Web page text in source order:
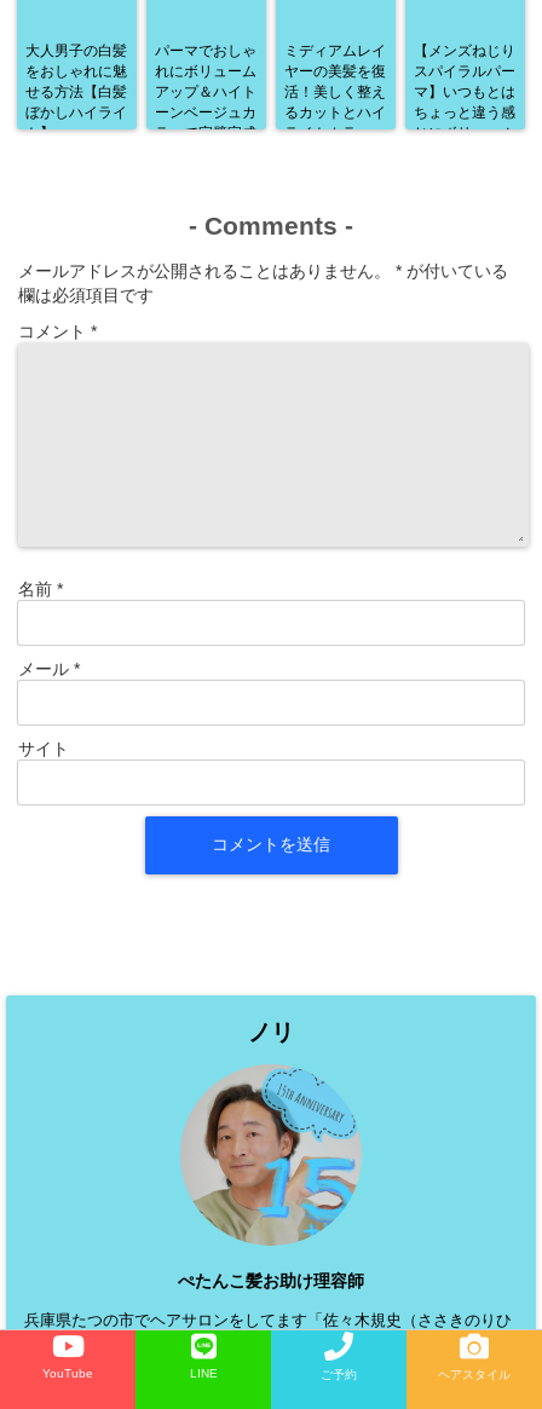
大人男子の白髪
をおしゃれに魅
せる方法【白髪
ぼかしハイライ
ト】
パーマでおしゃ
れにボリューム
アップ＆ハイト
ーンベージュカ
ラーで完璧完成
ミディアムレイ
ヤーの美髪を復
活！美しく整え
るカットとハイ
ライトカラー
【メンズねじり
スパイラルパー
マ】いつもとは
ちょっと違う感
じにボリューム
- Comments -
メールアドレスが公開されることはありません。 * が付いている
欄は必須項目です
コメント *
名前 *
メール *
サイト
ノリ
ぺたんこ髪お助け理容師
兵庫県たつの市でヘアサロンをしてます「佐々木規史（ささきのりひ
と）」です。「ノリ」と呼んでください(^^) ぺったんこになりやすい
髪を素敵にボリュームアップ・デザインすることが得意です♪ レシェ
YouTube LINE ご予約 ヘアスタイル